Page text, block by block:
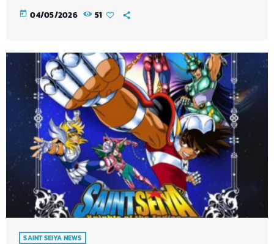
today 04/05/2026 51
SAINT SEIYA NEWS